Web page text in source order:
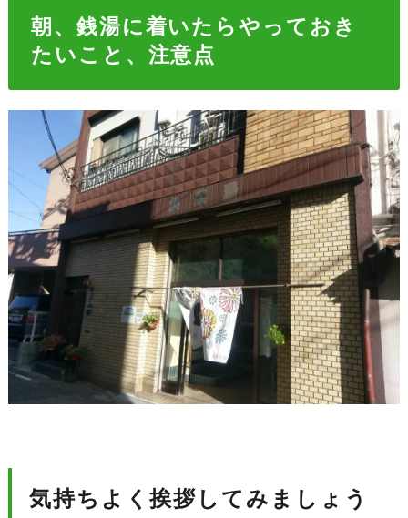
朝、銭湯に着いたらやっておき
たいこと、注意点
気持ちよく挨拶してみましょう